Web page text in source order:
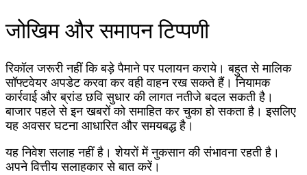
जोखिम और समापन टिप्पणी
रिकॉल जरूरी नहीं कि बड़े पैमाने पर पलायन कराये। बहुत से मालिक
सॉफ्टवेयर अपडेट करवा कर वही वाहन रख सकते हैं। नियामक
कार्रवाई और ब्रांड छवि सुधार की लागत नतीजे बदल सकती है।
बाजार पहले से इन खबरों को समाहित कर चुका हो सकता है। इसलिए
यह अवसर घटना आधारित और समयबद्ध है।
यह निवेश सलाह नहीं है। शेयरों में नुकसान की संभावना रहती है।
अपने वित्तीय सलाहकार से बात करें।